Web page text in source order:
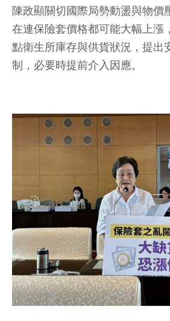
陳政顯關切國際局勢動盪與物價
在連保險套價格都可能大幅上漲
點衛生所庫存與供貨狀況，提出
制，必要時提前介入因應。